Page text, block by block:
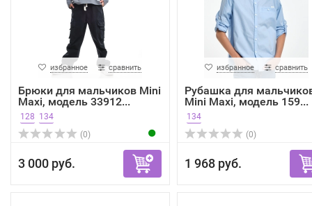
избранное сравнить
Брюки для мальчиков Mini
Maxi, модель 33912...
128 134
(0)
3 000 руб.
избранное сравнить
Рубашка для
Mini Maxi, модель 159...
134
(0)
1 968 руб.